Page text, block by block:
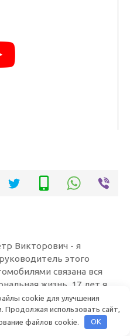
Викторович - я
этого
связана вся
жизнь. 17 лет я
начинал с
потом научился
Уже 13 лет
cookie для улучшения
Продолжая использовать сайт,
файлов cookie.
OK